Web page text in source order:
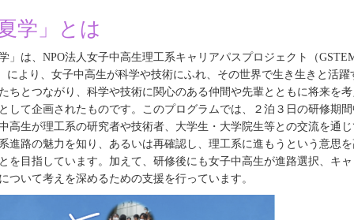
学」とは
」は、 NPO法人女子中高生理工系キャリアパスプロジェクト（
により、女子中高生が科学や技術にふれ、その世界で生き生きと活躍
ちとつながり、科学や技術に関心のある仲間や先輩とともに将来を
して企画されたものです。このプログラムでは、２泊３日の研修期
高生が理工系の研究者や技術者、大学生・大学院生等との交流を通
進路の魅力を知り、あるいは再確認し、理工系に進もうという意思
を目指しています。加えて、研修後にも女子中高生が進路選択、キ
ついて考えを深めるための支援を行っています。